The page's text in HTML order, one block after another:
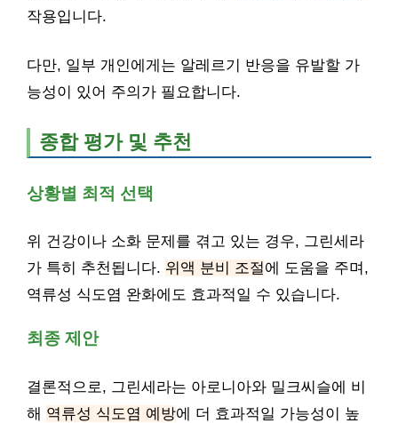
작용입니다.
다만, 일부 개인에게는 알레르기 반응을 유발할 가
능성이 있어 주의가 필요합니다.
종합 평가 및 추천
상황별 최적 선택
위 건강이나 소화 문제를 겪고 있는 경우, 그린세라
가 특히 추천됩니다. 위액 분비 조절에 도움을 주며,
역류성 식도염 완화에도 효과적일 수 있습니다.
최종 제안
결론적으로, 그린세라는 아로니아와 밀크씨슬에 비
해 역류성 식도염 예방에 더 효과적일 가능성이 높